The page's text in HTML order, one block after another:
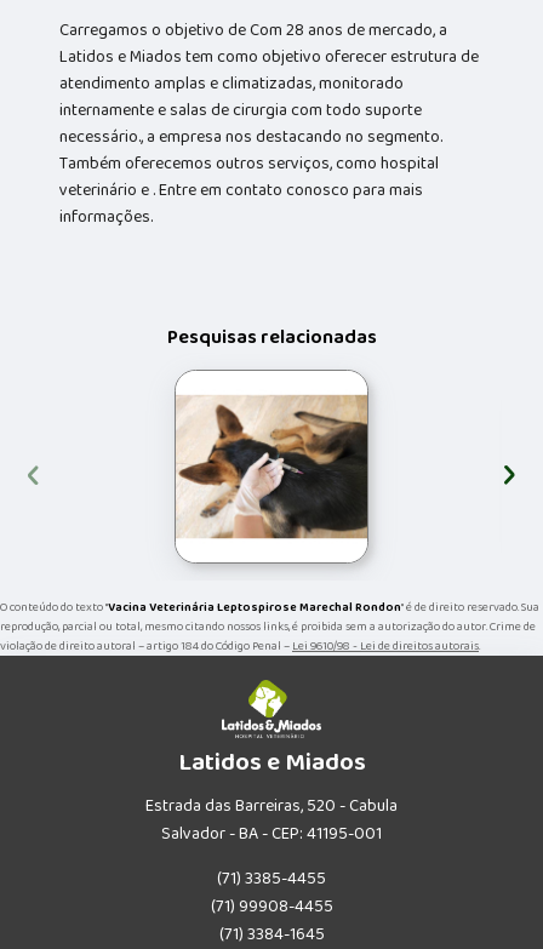
Carregamos o objetivo de Com 28 anos de mercado, a
Latidos e Miados tem como objetivo oferecer estrutura de
atendimento amplas e climatizadas, monitorado
internamente e salas de cirurgia com todo suporte
necessário., a empresa nos destacando no segmento.
Também oferecemos outros serviços, como hospital
veterinário e . Entre em contato conosco para mais
informações.
Pesquisas relacionadas
‹ ›
O conteúdo do texto "Vacina Veterinária Leptospirose Marechal Rondon" é de direito reservado. Sua
reprodução, parcial ou total, mesmo citando nossos links, é proibida sem a autorização do autor. Crime de
violação de direito autoral – artigo 184 do Código Penal –Lei 9610/98 - Lei de direitos autorais.
Latidos e Miados
Estrada das Barreiras, 520 - Cabula
Salvador - BA - CEP: 41195-001
(71) 3385-4455
(71) 99908-4455
(71) 3384-1645